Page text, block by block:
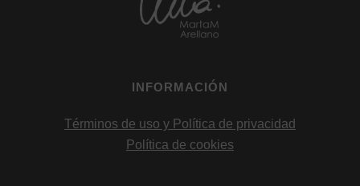
INFORMACIÓN
Términos de uso y Política de privacidad
Política de cookies